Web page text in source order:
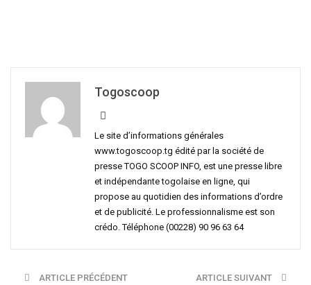
Togoscoop
Le site d’informations générales
www.togoscoop.tg édité par la société de
presse TOGO SCOOP INFO, est une presse libre
et indépendante togolaise en ligne, qui
propose au quotidien des informations d’ordre
et de publicité. Le professionnalisme est son
crédo. Téléphone (00228) 90 96 63 64
ARTICLE PRÉCÉDENT ARTICLE SUIVANT